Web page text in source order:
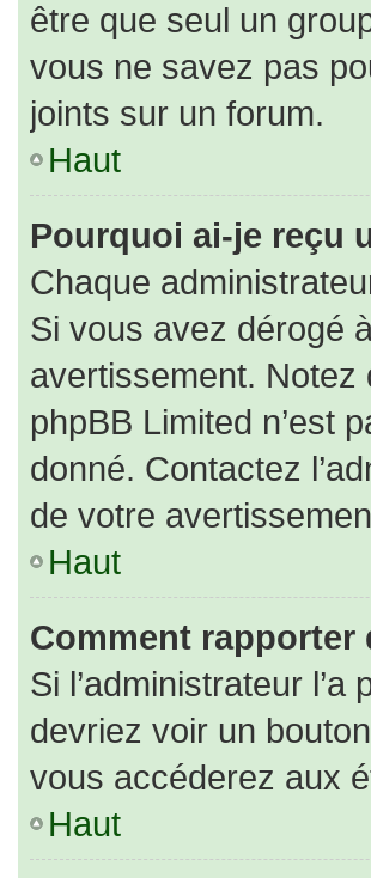
être que seul un
vous ne savez pas
joints sur un forum.
Haut
Pourquoi ai-je reçu
Chaque
Si vous avez dérogé
avertissement. Notez
phpBB Limited n’est
donné. Contactez
de votre
Haut
Comment rapporter
Si l’administrateur
devriez voir un
vous accéderez aux
Haut